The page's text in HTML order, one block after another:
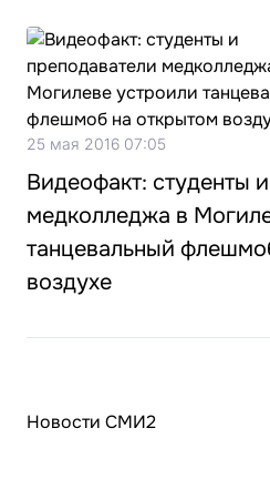
25 мая 2016 07:05
Видеофакт: студенты
медколледжа в
танцевальный
воздухе
Новости СМИ2